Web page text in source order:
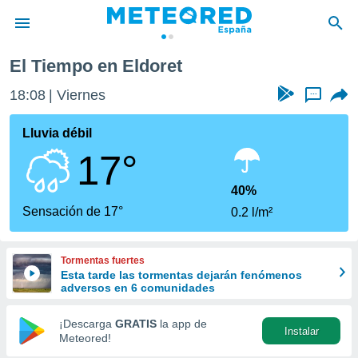
de
por
se
calidad.
a este
las
y
forma
digital
basada
El Tiempo en Eldoret
18:08 Viernes ...
Lluvia débil
17°
Sensación de 17°
40%
0.2 l/m²
Tormentas fuertes
Esta tarde las tormentas dejarán fenómenos
adversos en 6 comunidades
¡Descarga GRATIS la app de
Meteored!
Instalar